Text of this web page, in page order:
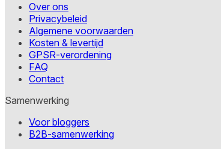
Over ons
Privacybeleid
Algemene voorwaarden
Kosten & levertijd
GPSR-verordening
FAQ
Contact
Samenwerking
Voor bloggers
B2B-samenwerking